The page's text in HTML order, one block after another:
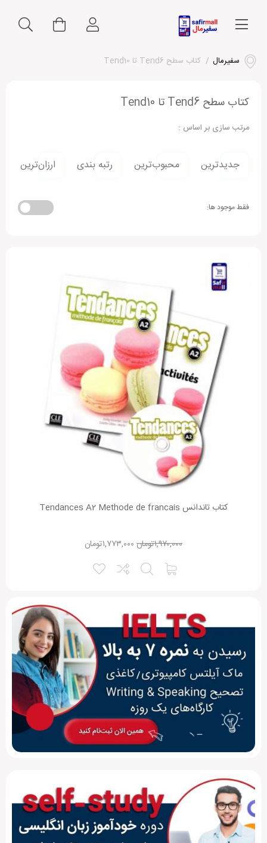
سفیرمال / کتاب سطح Tend6 تا Tend10
کتاب سطح Tend6 تا Tend10
مرتب سازی بر اساس :
جدیدترین محبوب‌ترین رتبه بندی ارزان‌ترین
فقط موجود ها:
کتاب تاندانس Tendances A2 Methode de francais
تومان۱,۹۷۰,۰۰۰ تومان۱,۷۷۳,۰۰۰